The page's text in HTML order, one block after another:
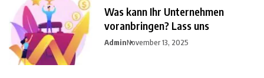
Was kann Ihr Unternehmen
voranbringen? Lass uns
AdminNovember 13, 2025